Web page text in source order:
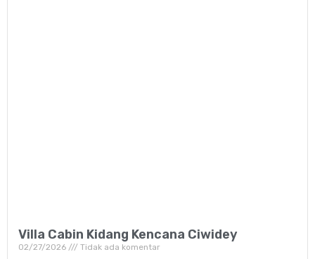
Villa Cabin Kidang Kencana Ciwidey
02/27/2026 Tidak ada komentar